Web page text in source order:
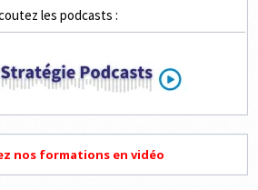
les podcasts :
nos formations en vidéo